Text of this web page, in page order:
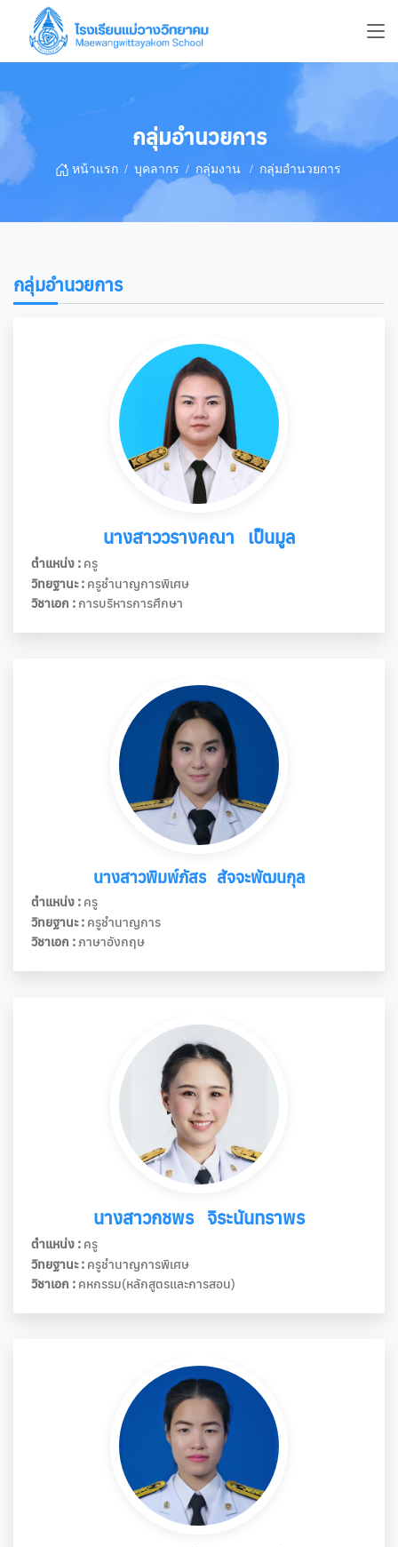
กลุ่มอำนวยการ
หน้าแรก บุคลากร กลุ่มงาน กลุ่มอำนวยการ
กลุ่มอำนวยการ
นางสาววรางคณา เป็นมูล
ตำแหน่ง : ครู
วิทยฐานะ : ครูชำนาญการพิเศษ
วิชาเอก : การบริหารการศึกษา
นางสาวพิมพ์ภัสร สัจจะพัฒนกุล
ตำแหน่ง : ครู
วิทยฐานะ : ครูชำนาญการ
วิชาเอก :ภาษาอังกฤษ
นางสาวกชพร จิระนันทราพร
ตำแหน่ง : ครู
วิทยฐานะ : ครูชำนาญการพิเศษ
วิชาเอก : คหกรรม(หลักสูตรและการสอน)